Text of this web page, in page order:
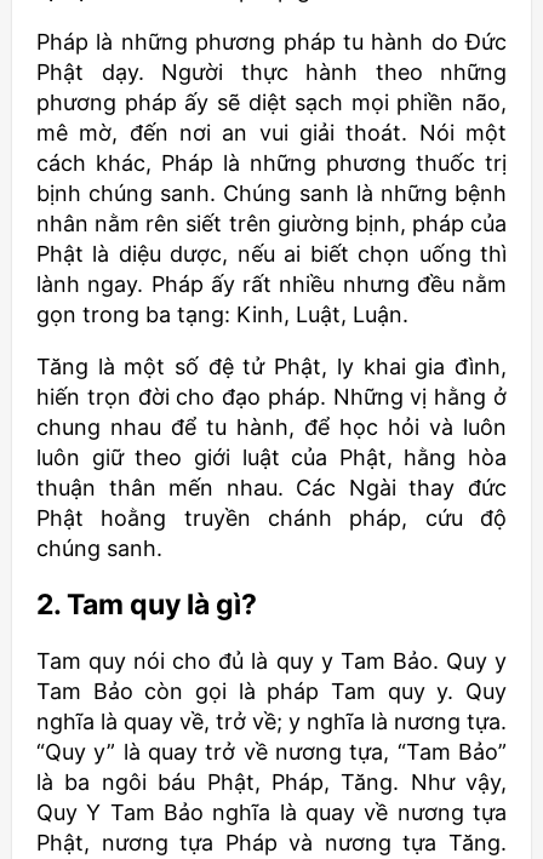
Pháp là những phương pháp tu hành do Đức
Phật dạy. Người thực hành theo những
phương pháp ấy sẽ diệt sạch mọi phiền não,
mê mờ, đến nơi an vui giải thoát. Nói một
cách khác, Pháp là những phương thuốc trị
bịnh chúng sanh. Chúng sanh là những bệnh
nhân nằm rên siết trên giường bịnh, pháp của
Phật là diệu dược, nếu ai biết chọn uống thì
lành ngay. Pháp ấy rất nhiều nhưng đều nằm
gọn trong ba tạng: Kinh, Luật, Luận.
Tăng là một số đệ tử Phật, ly khai gia đình,
hiến trọn đời cho đạo pháp. Những vị hằng ở
chung nhau để tu hành, để học hỏi và luôn
luôn giữ theo giới luật của Phật, hằng hòa
thuận thân mến nhau. Các Ngài thay đức
Phật hoằng truyền chánh pháp, cứu độ
chúng sanh.
2. Tam quy là gì?
Tam quy nói cho đủ là quy y Tam Bảo. Quy y
Tam Bảo còn gọi là pháp Tam quy y. Quy
nghĩa là quay về, trở về; y nghĩa là nương tựa.
“Quy y” là quay trở về nương tựa, “Tam Bảo”
là ba ngôi báu Phật, Pháp, Tăng. Như vậy,
Quy Y Tam Bảo nghĩa là quay về nương tựa
Phật, nương tựa Pháp và nương tựa Tăng.